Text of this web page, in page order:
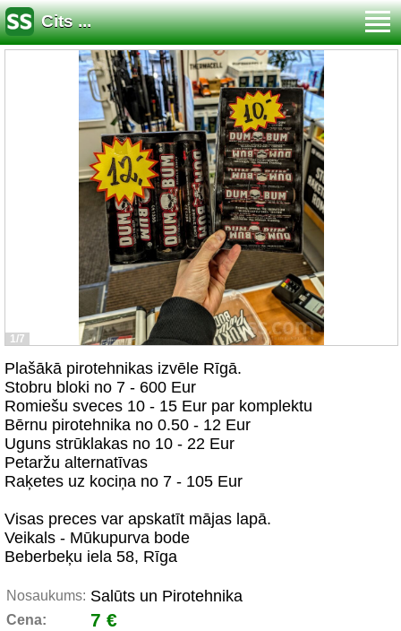
Cits ...
1/7
Plašākā pirotehnikas izvēle Rīgā.
Stobru bloki no 7 - 600 Eur
Romiešu sveces 10 - 15 Eur par komplektu
Bērnu pirotehnika no 0.50 - 12 Eur
Uguns strūklakas no 10 - 22 Eur
Petaržu alternatīvas
Raķetes uz kociņa no 7 - 105 Eur
Visas preces var apskatīt mājas lapā.
Veikals - Mūkupurva bode
Beberbeķu iela 58, Rīga
Nosaukums: Salūts un Pirotehnika
Cena: 7 €